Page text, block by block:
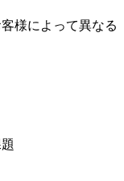
様によって異なる